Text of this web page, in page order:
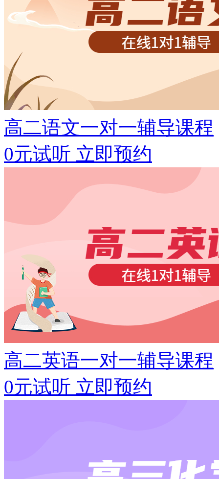
高二语文一对一辅导课程
0元试听 立即预约
高二英语一对一辅导课程
0元试听 立即预约